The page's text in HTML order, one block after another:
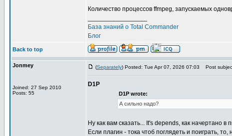
Количество процессов ffmpeg, запускаемых
База знаний о Total Commander
Блог
Back to top
Jonmey
Joined: 27 Sep 2010
Posts: 55
(Separately) Posted: Tue Apr 07, 2026 07:03 Post
D1P
D1P wrote:
А сильно надо?
Ну как вам сказать... It's depends, как начертано в
Если плагин - тока чтоб поглядеть и поиграть, то,